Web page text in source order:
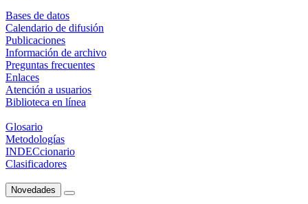
Bases de datos
Calendario de difusión
Publicaciones
Información de archivo
Preguntas frecuentes
Enlaces
Atención a usuarios
Biblioteca en línea
Glosario
Metodologías
INDECcionario
Clasificadores
Novedades